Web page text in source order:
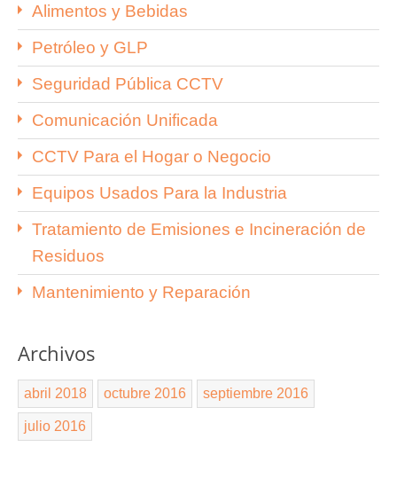
Alimentos y Bebidas
Petróleo y GLP
Seguridad Pública CCTV
Comunicación Unificada
CCTV Para el Hogar o Negocio
Equipos Usados Para la Industria
Tratamiento de Emisiones e Incineración de
Residuos
Mantenimiento y Reparación
Archivos
abril 2018 octubre 2016 septiembre 2016
julio 2016